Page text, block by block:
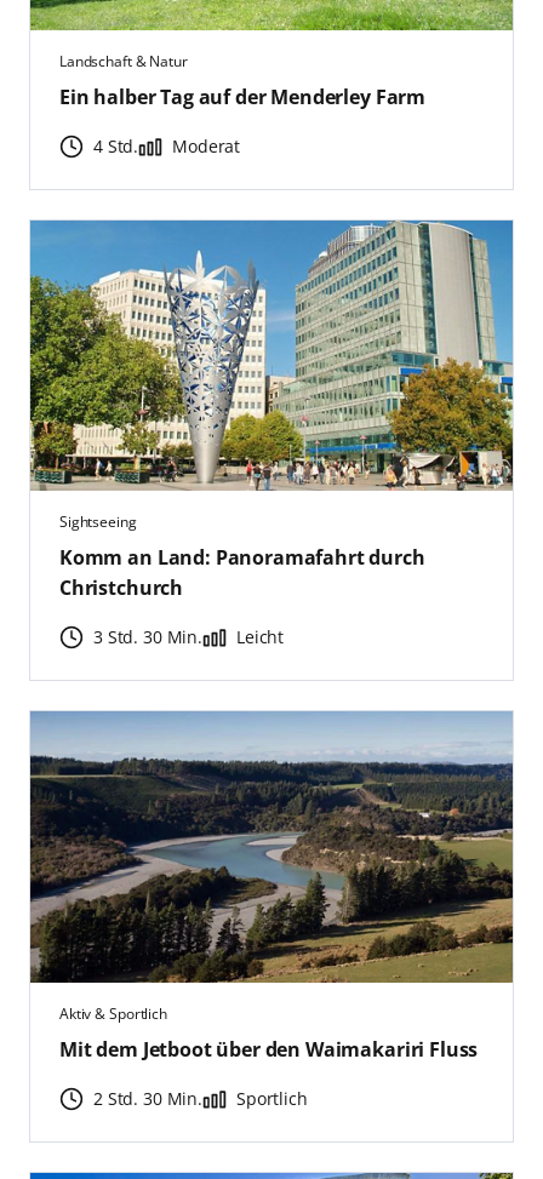
Landschaft & Natur
Ein halber Tag auf der Menderley Farm
4 Std. Moderat
Sightseeing
Komm an Land: Panoramafahrt durch
Christchurch
3 Std. 30 Min. Leicht
Aktiv & Sportlich
Mit dem Jetboot über den Waimakariri Fluss
2 Std. 30 Min. Sportlich